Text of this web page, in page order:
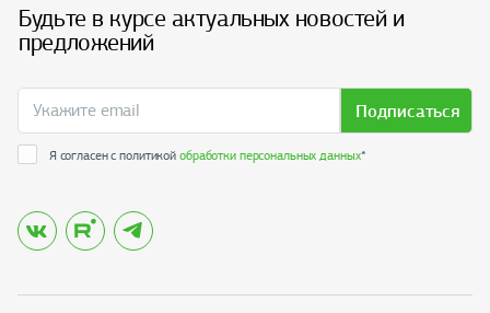
Будьте в курсе актуальных новостей и
предложений
Подписаться
Я согласен с политикойобработки персональных данных*